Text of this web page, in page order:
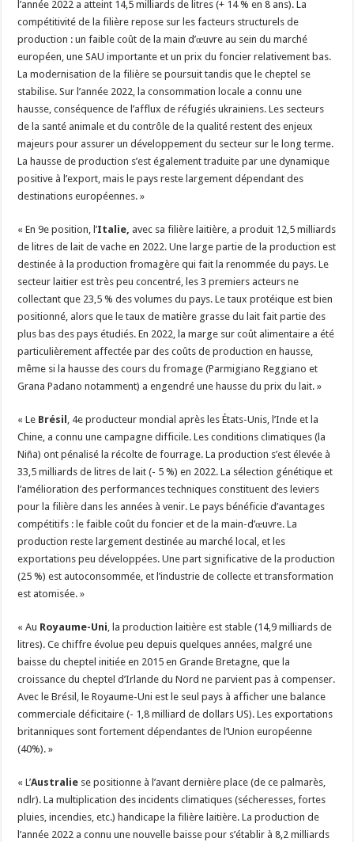
l’année 2022 a atteint 14,5 milliards de litres (+ 14 % en 8 ans). La
compétitivité de la filière repose sur les facteurs structurels de
production : un faible coût de la main d’œuvre au sein du marché
européen, une SAU importante et un prix du foncier relativement bas.
La modernisation de la filière se poursuit tandis que le cheptel se
stabilise. Sur l’année 2022, la consommation locale a connu une
hausse, conséquence de l’afflux de réfugiés ukrainiens. Les secteurs
de la santé animale et du contrôle de la qualité restent des enjeux
majeurs pour assurer un développement du secteur sur le long terme.
La hausse de production s’est également traduite par une dynamique
positive à l’export, mais le pays reste largement dépendant des
destinations européennes. »
« En 9e position, l’Italie, avec sa filière laitière, a produit 12,5 milliards
de litres de lait de vache en 2022. Une large partie de la production est
destinée à la production fromagère qui fait la renommée du pays. Le
secteur laitier est très peu concentré, les 3 premiers acteurs ne
collectant que 23,5 % des volumes du pays. Le taux protéique est bien
positionné, alors que le taux de matière grasse du lait fait partie des
plus bas des pays étudiés. En 2022, la marge sur coût alimentaire a été
particulièrement affectée par des coûts de production en hausse,
même si la hausse des cours du fromage (Parmigiano Reggiano et
Grana Padano notamment) a engendré une hausse du prix du lait. »
« Le Brésil , 4e producteur mondial après les États-Unis, l’Inde et la
Chine, a connu une campagne difficile. Les conditions climatiques (la
Niña) ont pénalisé la récolte de fourrage. La production s’est élevée à
33,5 milliards de litres de lait (- 5 %) en 2022. La sélection génétique et
l’amélioration des performances techniques constituent des leviers
pour la filière dans les années à venir. Le pays bénéficie d’avantages
compétitifs : le faible coût du foncier et de la main-d’œuvre. La
production reste largement destinée au marché local, et les
exportations peu développées. Une part significative de la production
(25 %) est autoconsommée, et l’industrie de collecte et transformation
est atomisée. »
« Au Royaume-Uni, la production laitière est stable (14,9 milliards de
litres). Ce chiffre évolue peu depuis quelques années, malgré une
baisse du cheptel initiée en 2015 en Grande Bretagne, que la
croissance du cheptel d’Irlande du Nord ne parvient pas à compenser.
Avec le Brésil, le Royaume-Uni est le seul pays à afficher une balance
commerciale déficitaire (- 1,8 milliard de dollars US). Les exportations
britanniques sont fortement dépendantes de l’Union européenne
(40%). »
« L’Australie se positionne à l’avant dernière place (de ce palmarès,
ndlr). La multiplication des incidents climatiques (sécheresses, fortes
pluies, incendies, etc.) handicape la filière laitière. La production de
l’année 2022 a connu une nouvelle baisse pour s’établir à 8,2 milliards